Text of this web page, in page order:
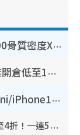
港大推賽馬會強化骨骼計劃！$100骨質密度X光檢查 完成免費運動訓練送超市禮券！附參加資格
開倉優惠 | 尖沙咀海港城名牌波鞋開倉低至1折！On鞋$899起／Joy&Peace鞋履$98起
豐澤優惠勁減低至44折！Mac mini/iPhone17Pro大減價！廚房家電$220起
開倉優惠｜尖沙咀名牌行李箱開倉低至4折！一連5日 American Tourister/ace./Hallmark $200起！